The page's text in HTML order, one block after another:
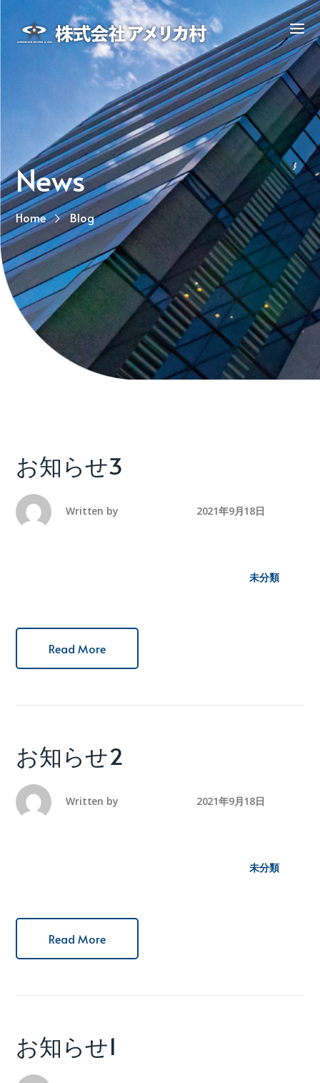
News
Home Blog
お知らせ3
Written by 2021年9月18日
未分類
Read More
お知らせ2
Written by 2021年9月18日
未分類
Read More
お知らせ1